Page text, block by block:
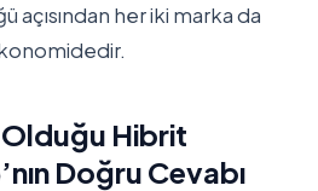
açısından her iki marka da
Olduğu Hibrit
Doğru Cevabı